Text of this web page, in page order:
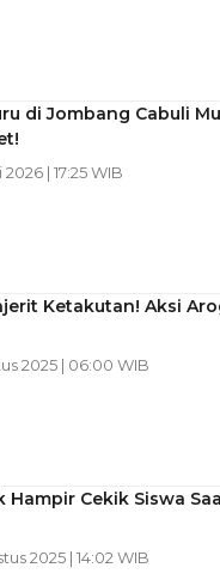
di Jombang Cabuli
| 17:25 WIB
Ketakutan! Aksi
2025 | 06:00 WIB
Hampir Cekik Siswa
2025 | 14:02 WIB